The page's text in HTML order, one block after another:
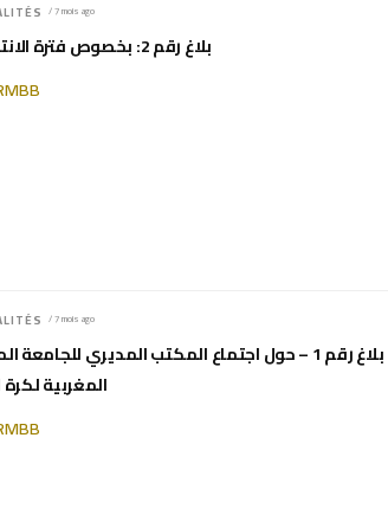
/ 7 mois ago
بلاغ رقم 2: بخصوص فترة الانتقالات
/ 7 mois ago
بلاغ رقم 1 – حول اجتماع المكتب المديري للجامعة
المغربية